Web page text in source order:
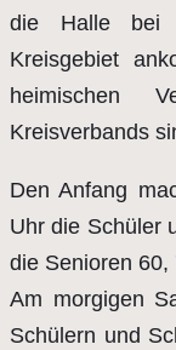
die Halle bei
Kreisgebiet
heimischen
Kreisverbands
Den Anfang
Uhr die Schüler
die Senioren 60,
Am morgigen
Schülern und